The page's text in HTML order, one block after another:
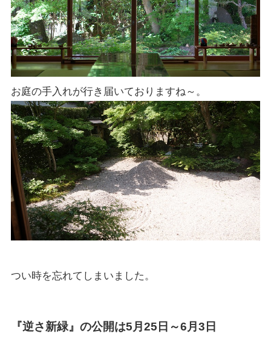
お庭の手入れが行き届いておりますね～。
つい時を忘れてしまいました。
『逆さ新緑』の公開は5月25日～6月3日